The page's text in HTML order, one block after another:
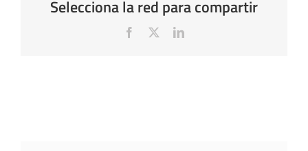
Selecciona la red para compartir
Facebook LinkedIn